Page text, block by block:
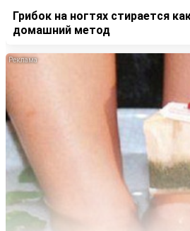
Грибок на ногтях стирается
домашний метод